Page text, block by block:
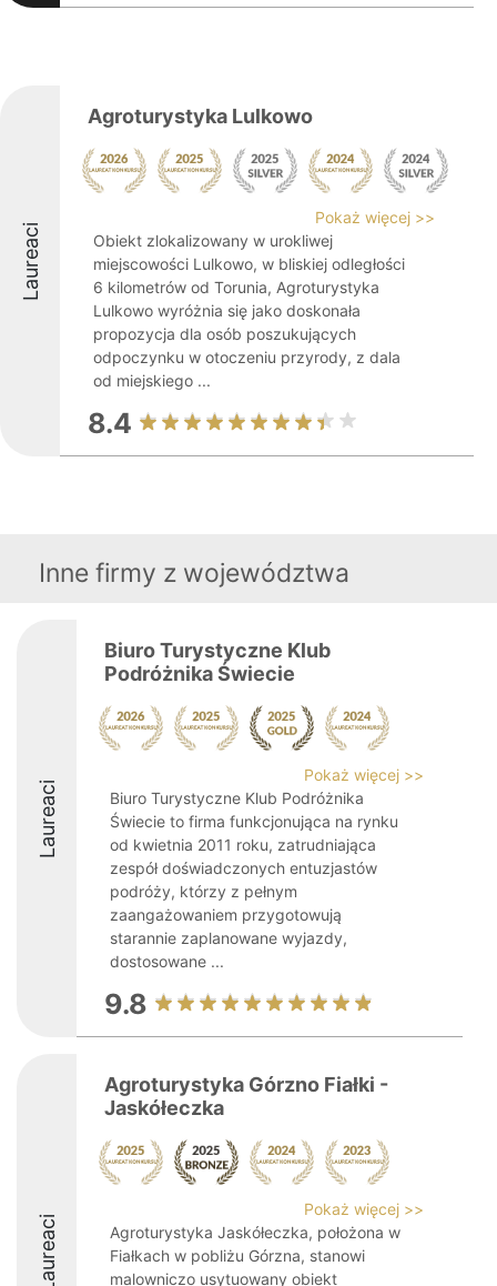
Laureaci
Agroturystyka Lulkowo
Pokaż więcej >>
Obiekt zlokalizowany w urokliwej
miejscowości Lulkowo, w bliskiej odległości
6 kilometrów od Torunia, Agroturystyka
Lulkowo wyróżnia się jako doskonała
propozycja dla osób poszukujących
odpoczynku w otoczeniu przyrody, z dala
od miejskiego ...
8.4
Inne firmy z województwa
Laureaci
Biuro Turystyczne Klub
Podróżnika Świecie
Pokaż więcej >>
Biuro Turystyczne Klub Podróżnika
Świecie to firma funkcjonująca na rynku
od kwietnia 2011 roku, zatrudniająca
zespół doświadczonych entuzjastów
podróży, którzy z pełnym
zaangażowaniem przygotowują
starannie zaplanowane wyjazdy,
dostosowane ...
9.8
Laureaci
Agroturystyka Górzno Fiałki -
Jaskółeczka
Pokaż więcej >>
Agroturystyka Jaskółeczka, położona w
Fiałkach w pobliżu Górzna, stanowi
malowniczo usytuowany obiekt